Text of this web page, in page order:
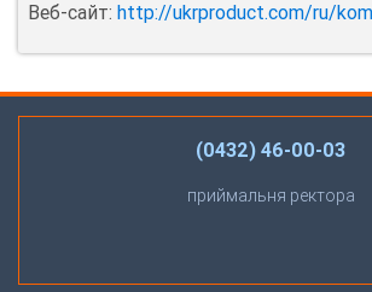
Веб-сайт: http://ukrproduct.com/ru/
(0432) 46-00-03
приймальня ректора